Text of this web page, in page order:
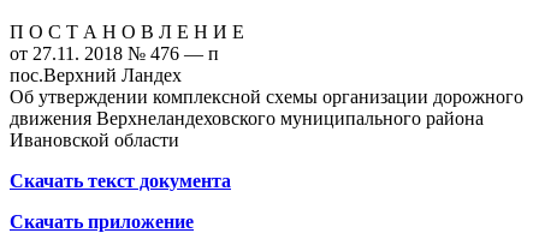
П О С Т А Н О В Л Е Н И Е
от 27.11. 2018 № 476 — п
пос.Верхний Ландех
Об утверждении комплексной схемы организации дорожного
движения Верхнеландеховского муниципального района
Ивановской области
Скачать текст документа
Скачать приложение